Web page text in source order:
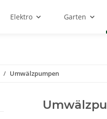
Elektro Garten
Umwälzpumpen